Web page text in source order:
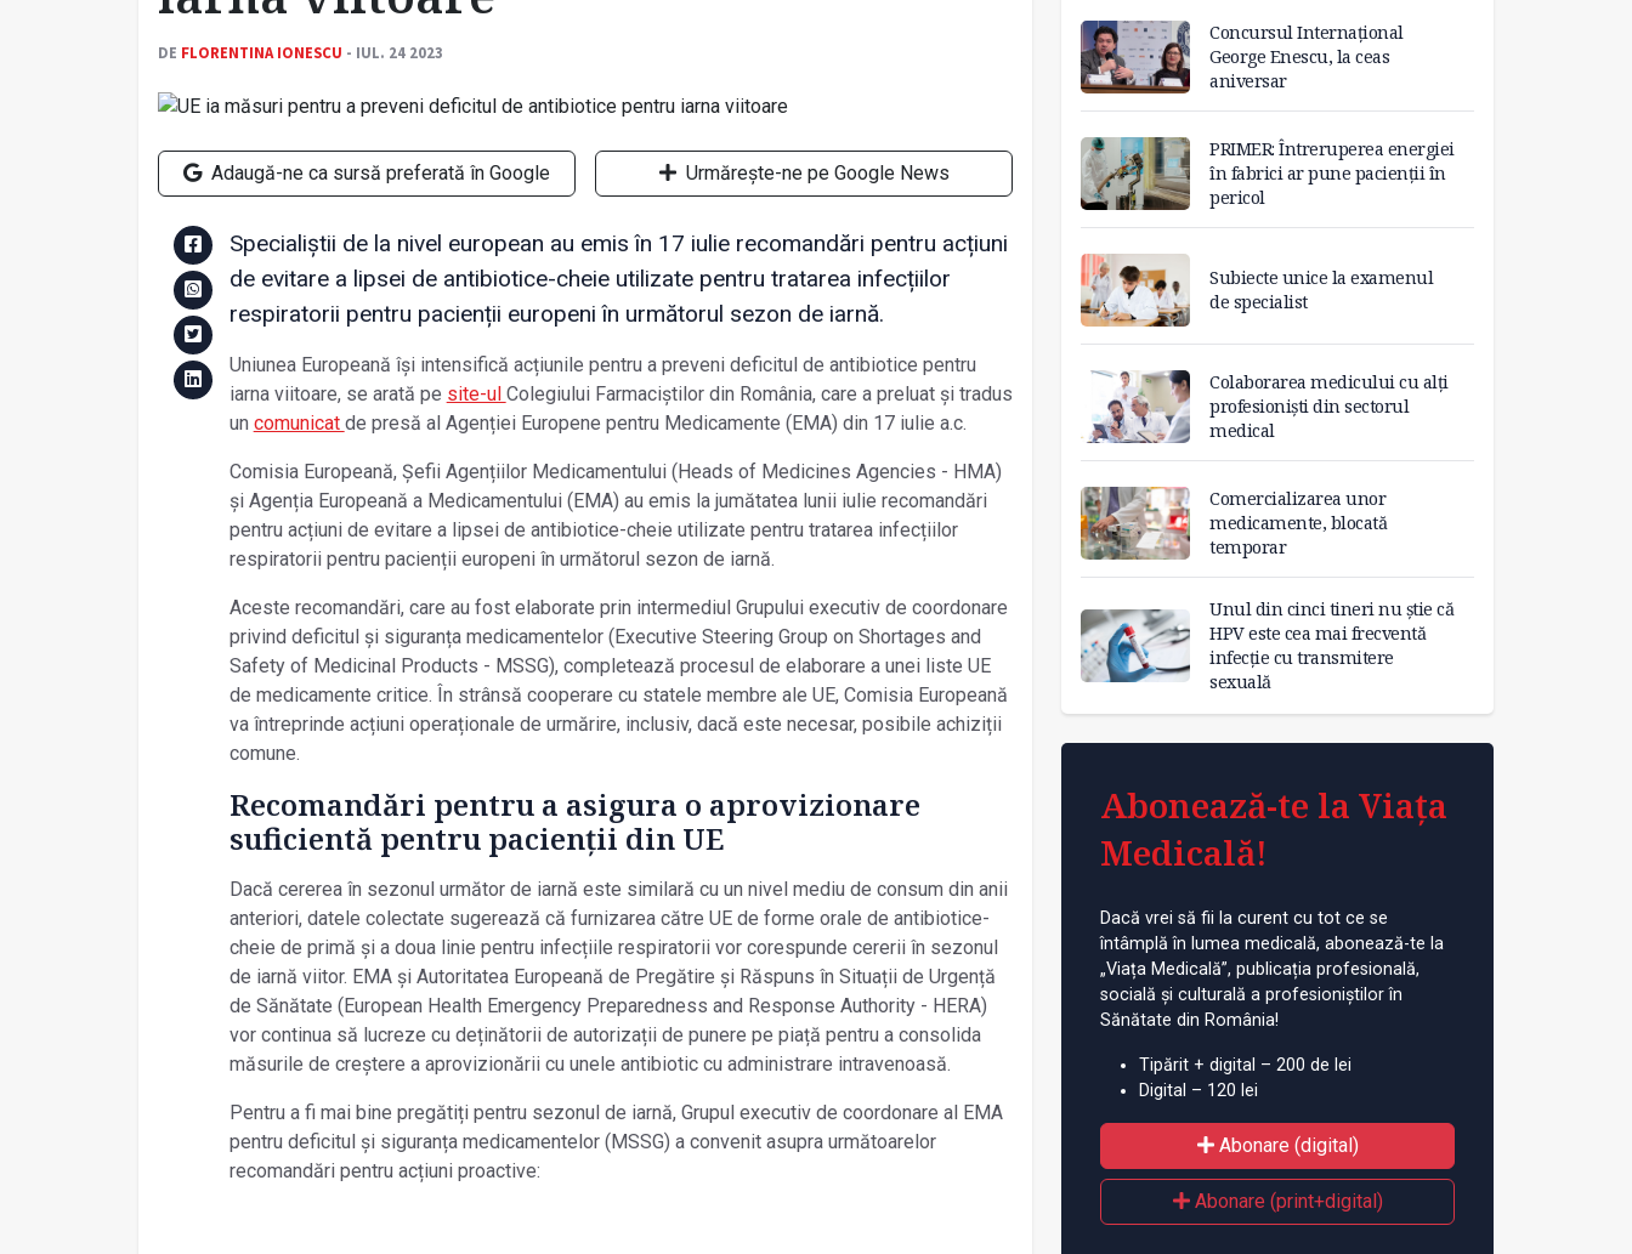
DE FLORENTINA IONESCU - IUL. 24 2023
Adaugă-ne ca sursă preferată în Google Urmărește-ne pe Google News
Specialiștii de la nivel european au emis în 17 iulie recomandări pentru acțiuni
de evitare a lipsei de antibiotice-cheie utilizate pentru tratarea infecțiilor
respiratorii pentru pacienții europeni în următorul sezon de iarnă.
Uniunea Europeană își intensifică acțiunile pentru a preveni deficitul de antibiotice pentru
iarna viitoare, se arată pe site-ul Colegiului Farmaciștilor din România, care a preluat și tradus
un comunicat de presă al Agenției Europene pentru Medicamente (EMA) din 17 iulie a.c.
Comisia Europeană, Șefii Agențiilor Medicamentului (Heads of Medicines Agencies - HMA)
și Agenția Europeană a Medicamentului (EMA) au emis la jumătatea lunii iulie recomandări
pentru acțiuni de evitare a lipsei de antibiotice-cheie utilizate pentru tratarea infecțiilor
respiratorii pentru pacienții europeni în următorul sezon de iarnă.
Aceste recomandări, care au fost elaborate prin intermediul Grupului executiv de coordonare
privind deficitul și siguranța medicamentelor (Executive Steering Group on Shortages and
Safety of Medicinal Products - MSSG), completează procesul de elaborare a unei liste UE
de medicamente critice. În strânsă cooperare cu statele membre ale UE, Comisia Europeană
va întreprinde acțiuni operaționale de urmărire, inclusiv, dacă este necesar, posibile achiziții
comune.
Recomandări pentru a asigura o aprovizionare
suficientă pentru pacienții din UE
Dacă cererea în sezonul următor de iarnă este similară cu un nivel mediu de consum din anii
anteriori, datele colectate sugerează că furnizarea către UE de forme orale de antibiotice-
cheie de primă și a doua linie pentru infecțiile respiratorii vor corespunde cererii în sezonul
de iarnă viitor. EMA și Autoritatea Europeană de Pregătire și Răspuns în Situații de Urgență
de Sănătate (European Health Emergency Preparedness and Response Authority - HERA)
vor continua să lucreze cu deținătorii de autorizații de punere pe piață pentru a consolida
măsurile de creștere a aprovizionării cu unele antibiotic cu administrare intravenoasă.
Pentru a fi mai bine pregătiți pentru sezonul de iarnă, Grupul executiv de coordonare al EMA
pentru deficitul și siguranța medicamentelor (MSSG) a convenit asupra următoarelor
recomandări pentru acțiuni proactive:
Concursul Internațional
George Enescu, la ceas
aniversar
PRIMER: Întreruperea energiei
în fabrici ar pune pacienții în
pericol
Subiecte unice la examenul
de specialist
Colaborarea medicului cu alți
profesioniști din sectorul
medical
Comercializarea unor
medicamente, blocată
temporar
Unul din cinci tineri nu știe că
HPV este cea mai frecventă
infecție cu transmitere
sexuală
Abonează-te la Viața
Medicală!
Dacă vrei să fii la curent cu tot ce se
întâmplă în lumea medicală, abonează-te la
„Viața Medicală”, publicația profesională,
socială și culturală a profesioniștilor în
Sănătate din România!
Tipărit + digital – 200 de lei
Digital – 120 lei
Abonare (digital)
Abonare (print+digital)